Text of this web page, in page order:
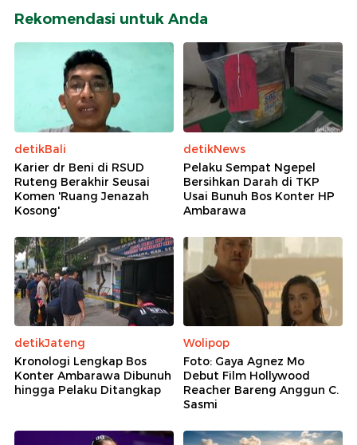
Rekomendasi untuk Anda
detikBali
Karier dr Beni di RSUD
Ruteng Berakhir Seusai
Komen 'Ruang Jenazah
Kosong'
detikNews
Pelaku Sempat Ngepel
Bersihkan Darah di TKP
Usai Bunuh Bos Konter HP
Ambarawa
detikJateng
Kronologi Lengkap Bos
Konter Ambarawa Dibunuh
hingga Pelaku Ditangkap
Wolipop
Foto: Gaya Agnez Mo
Debut Film Hollywood
Reacher Bareng Anggun C.
Sasmi